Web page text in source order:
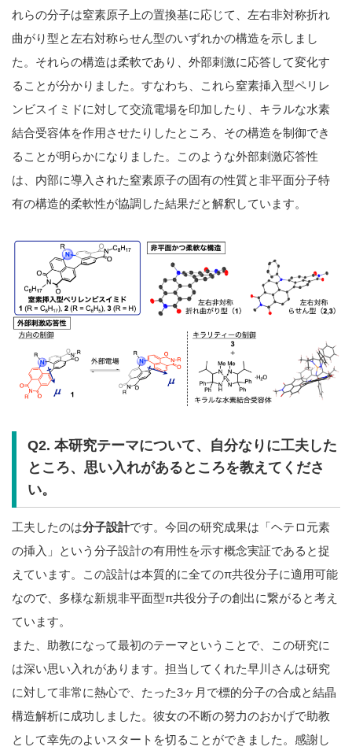
れらの分子は窒素原子上の置換基に応じて、左右非対称折れ
曲がり型と左右対称らせん型のいずれかの構造を示しまし
た。それらの構造は柔軟であり、外部刺激に応答して変化す
ることが分かりました。すなわち、これら窒素挿入型ペリレ
ンビスイミドに対して交流電場を印加したり、キラルな水素
結合受容体を作用させたりしたところ、その構造を制御でき
ることが明らかになりました。このような外部刺激応答性
は、内部に導入された窒素原子の固有の性質と非平面分子特
有の構造的柔軟性が協調した結果だと解釈しています。
Q2. 本研究テーマについて、自分なりに工夫した
ところ、思い入れがあるところを教えてくださ
い。
工夫したのは分子設計です。今回の研究成果は「ヘテロ元素
の挿入」という分子設計の有用性を示す概念実証であると捉
えています。この設計は本質的に全てのπ共役分子に適用可能
なので、多様な新規非平面型π共役分子の創出に繋がると考え
ています。
また、助教になって最初のテーマということで、この研究に
は深い思い入れがあります。担当してくれた早川さんは研究
に対して非常に熱心で、たった3ヶ月で標的分子の合成と結晶
構造解析に成功しました。彼女の不断の努力のおかげで助教
として幸先のよいスタートを切ることができました。感謝し